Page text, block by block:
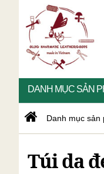
DANH MỤC SẢN
Danh mục sản
Túi da